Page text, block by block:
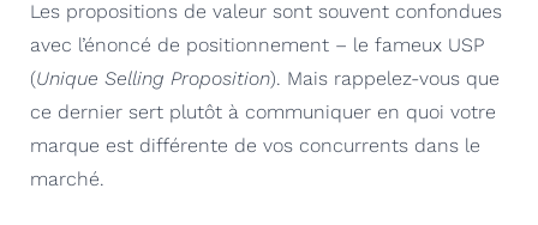
Les propositions de valeur sont souvent confondues
avec l’énoncé de positionnement – le fameux USP
(Unique Selling Proposition). Mais rappelez-vous que
ce dernier sert plutôt à communiquer en quoi votre
marque est différente de vos concurrents dans le
marché.